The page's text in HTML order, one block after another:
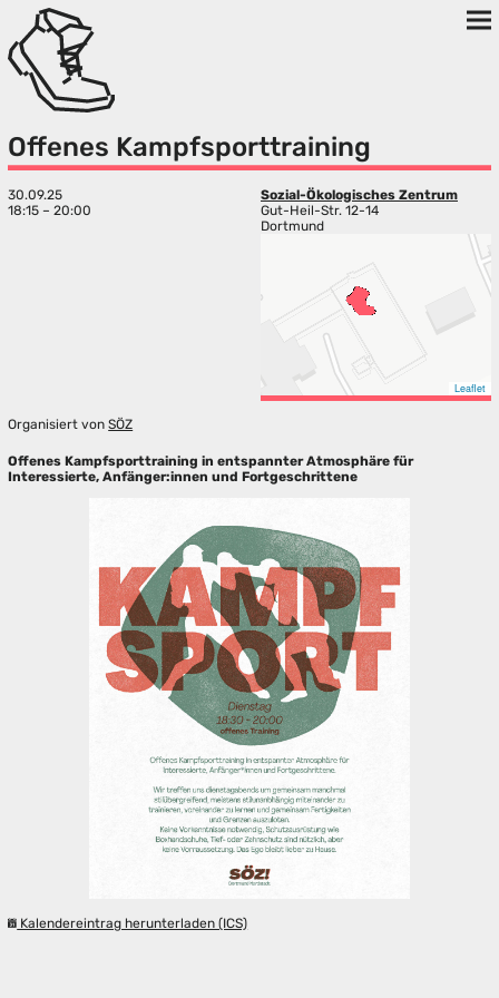
Offenes Kampfsporttraining
30.09.25
18:15 – 20:00
Sozial-Ökologisches Zentrum
Gut-Heil-Str. 12-14
Dortmund
Leaflet
Organisiert vonSÖZ
Offenes Kampfsporttraining in entspannter Atmosphäre für
Interessierte, Anfänger:innen und Fortgeschrittene
Kalendereintrag herunterladen (ICS)